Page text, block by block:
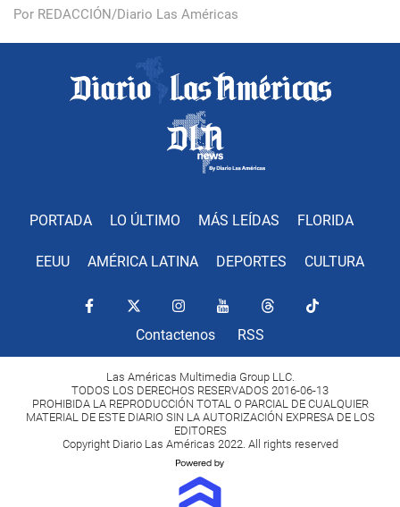
Por REDACCIÓN/Diario Las Américas
PORTADA LO ÚLTIMO MÁS LEÍDAS FLORIDA
EEUU AMÉRICA LATINA DEPORTES CULTURA
Contactenos RSS
Las Américas Multimedia Group LLC.
TODOS LOS DERECHOS RESERVADOS 2016-06-13
PROHIBIDA LA REPRODUCCIÓN TOTAL O PARCIAL DE CUALQUIER
MATERIAL DE ESTE DIARIO SIN LA AUTORIZACIÓN EXPRESA DE LOS
EDITORES
Copyright Diario Las Américas 2022. All rights reserved